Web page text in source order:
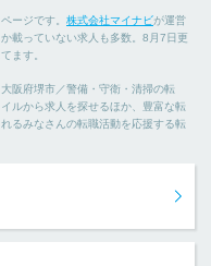
ージです。 株式会社マイナビが運営
載っていない求人も多数。8月7日更
ます。
阪府堺市／警備・守衛・清掃の転
ルから求人を探せるほか、豊富な転
るみなさんの転職活動を応援する転